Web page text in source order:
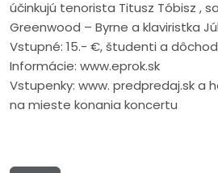
účinkujú tenorista Titusz Tóbisz ,
Greenwood – Byrne a klaviristka
Vstupné: 15.- €, študenti a
Informácie: www.eprok.sk
Vstupenky: www. predpredaj.sk a
na mieste konania koncertu